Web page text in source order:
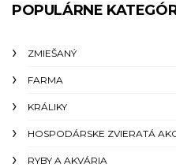
POPULÁRNE
ZMIEŠANÝ
FARMA
KRÁLIKY
HOSPODÁRSKE ZVIERATÁ
RYBY A AKVÁRIA